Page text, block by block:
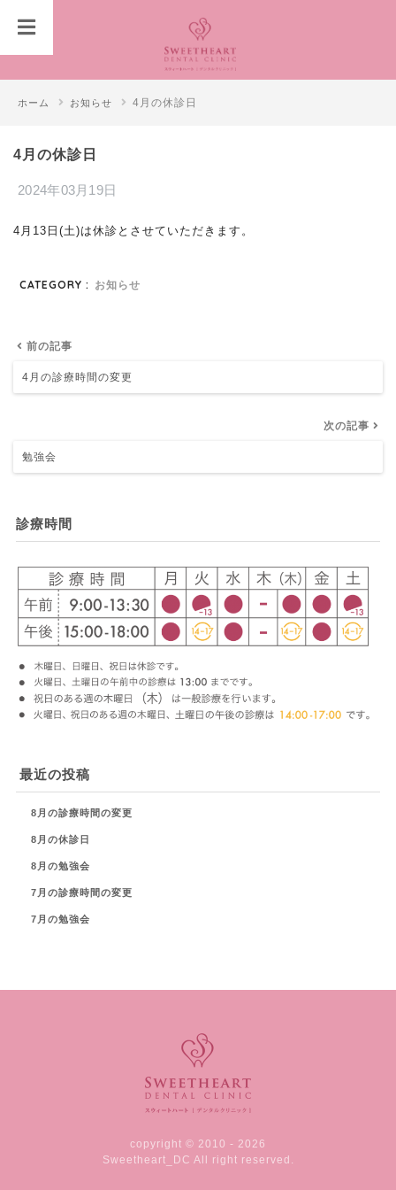
ホーム お知らせ 4月の休診日
4月の休診日
2024年03月19日
4月13日(土)は休診とさせていただきます。
CATEGORY : お知らせ
前の記事
4月の診療時間の変更
次の記事
勉強会
診療時間
最近の投稿
8月の診療時間の変更
8月の休診日
8月の勉強会
7月の診療時間の変更
7月の勉強会
copyright © 2010 - 2026
Sweetheart_DC All right reserved.